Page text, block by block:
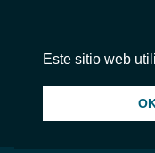
© 2026 InstantAudio.
Este sitio web